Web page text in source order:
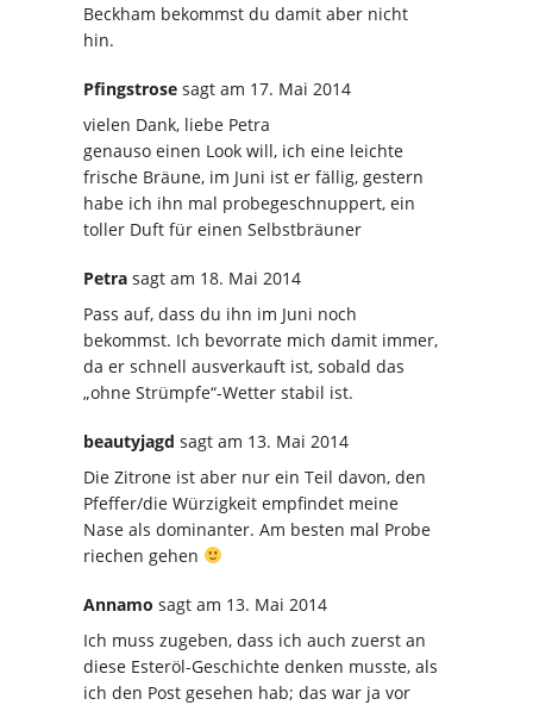
Beckham bekommst du damit aber nicht
hin.
Pfingstrose sagt am 17. Mai 2014
vielen Dank, liebe Petra
genauso einen Look will, ich eine leichte
frische Bräune, im Juni ist er fällig, gestern
habe ich ihn mal probegeschnuppert, ein
toller Duft für einen Selbstbräuner
Petra sagt am 18. Mai 2014
Pass auf, dass du ihn im Juni noch
bekommst. Ich bevorrate mich damit immer,
da er schnell ausverkauft ist, sobald das
„ohne Strümpfe“-Wetter stabil ist.
beautyjagd sagt am 13. Mai 2014
Die Zitrone ist aber nur ein Teil davon, den
Pfeffer/die Würzigkeit empfindet meine
Nase als dominanter. Am besten mal Probe
riechen gehen
Annamo sagt am 13. Mai 2014
Ich muss zugeben, dass ich auch zuerst an
diese Esteröl-Geschichte denken musste, als
ich den Post gesehen hab; das war ja vor